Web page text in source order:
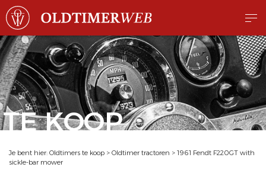
TE KOOP
Je bent hier: Oldtimers te koop > Oldtimer tractoren > 1961 Fendt F220GT with
sickle-bar mower